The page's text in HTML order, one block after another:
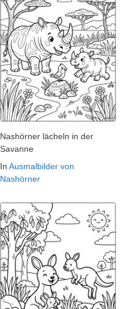
Nashörner lächeln in der
Savanne
In Ausmalbilder von
Nashörner